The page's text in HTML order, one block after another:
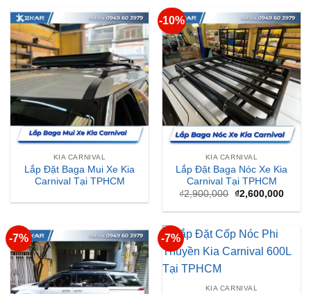
KIA CARNIVAL
Lắp Đặt Baga Mui Xe Kia
Carnival Tại TPHCM
-10%
KIA CARNIVAL
Lắp Đặt Baga Nóc Xe Kia
Carnival Tại TPHCM
₫2,900,000 Giá
là:
₫2,600,000Giá
tại
-7% -7%
KIA CARNIVAL